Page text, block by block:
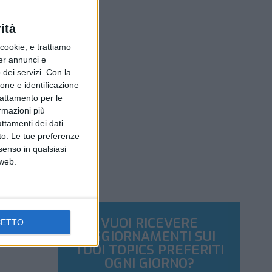
e trattiamo
annunci e
servizi. Con la
e identificazione
per le
più
dei dati
Le tue preferenze
in qualsiasi
VUOI RICEVERE
AGGIORNAMENTI SUI
TUOI TOPICS PREFERITI
OGNI GIORNO?